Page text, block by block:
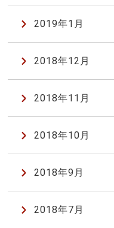
2019年1月
2018年12月
2018年11月
2018年10月
2018年9月
2018年7月